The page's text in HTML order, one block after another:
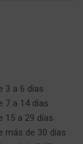
3 a 6 días
7 a 14 días
15 a 29 días
más de 30 días